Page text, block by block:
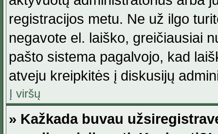
registracijos metu. Ne už ilgo
negavote el. laiško, greičiausiai
pašto sistema pagalvojo, kad
atveju kreipkitės į diskusijų
Į viršų
» Kažkada buvau